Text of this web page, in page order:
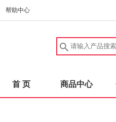
帮助中心
首 页 商品中心